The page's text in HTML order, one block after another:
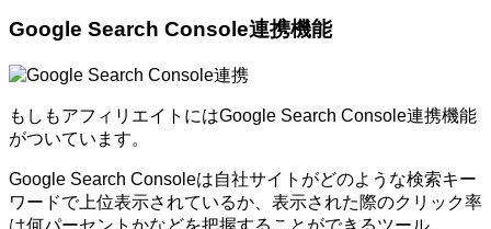
Google Search Console連携機能
もしもアフィリエイトにはGoogle Search Console連携機能
がついています。
Google Search Consoleは自社サイトがどのような検索キー
ワードで上位表示されているか、表示された際のクリック率